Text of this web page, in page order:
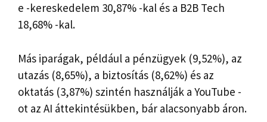
e -kereskedelem 30,87% -kal és a B2B Tech
18,68% -kal.
Más iparágak, például a pénzügyek (9,52%), az
utazás (8,65%), a biztosítás (8,62%) és az
oktatás (3,87%) szintén használják a YouTube -
ot az AI áttekintésükben, bár alacsonyabb áron.